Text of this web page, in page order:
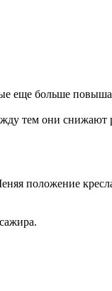
еще больше
тем они снижают
положение